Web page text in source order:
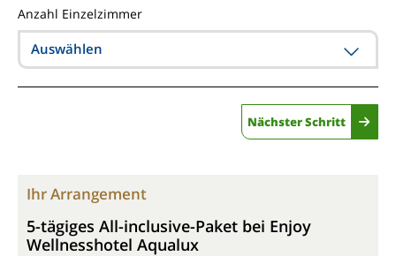
Anzahl Einzelzimmer
Auswählen
Nächster Schritt
Ihr Arrangement
5-tägiges All-inclusive-Paket bei Enjoy
Wellnesshotel Aqualux